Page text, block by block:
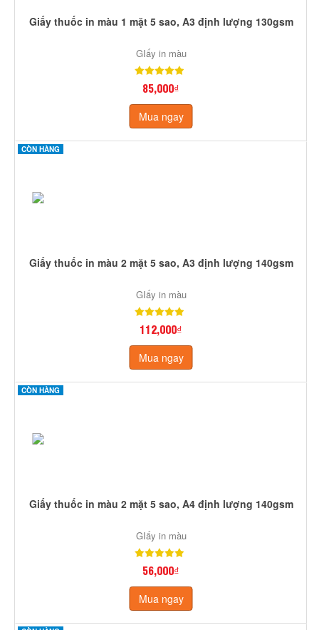
Giấy thuốc in màu 1 mặt 5 sao, A3 định lượng 130gsm
GIấy in màu
85,000₫
Mua ngay
CÒN HÀNG
Giấy thuốc in màu 2 mặt 5 sao, A3 định lượng 140gsm
GIấy in màu
112,000₫
Mua ngay
CÒN HÀNG
Giấy thuốc in màu 2 mặt 5 sao, A4 định lượng 140gsm
GIấy in màu
56,000₫
Mua ngay